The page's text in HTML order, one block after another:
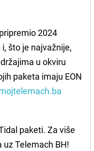
2024
što je najvažnije,
u okviru
paketa imaju EON
paketi. Za više
Telemach BH!